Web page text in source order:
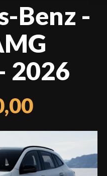
Benz -
2026